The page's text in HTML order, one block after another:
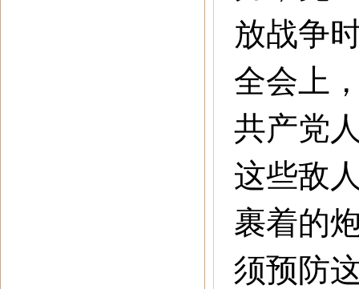
放战争
全会上
共产党
这些敌
裹着的
须预防